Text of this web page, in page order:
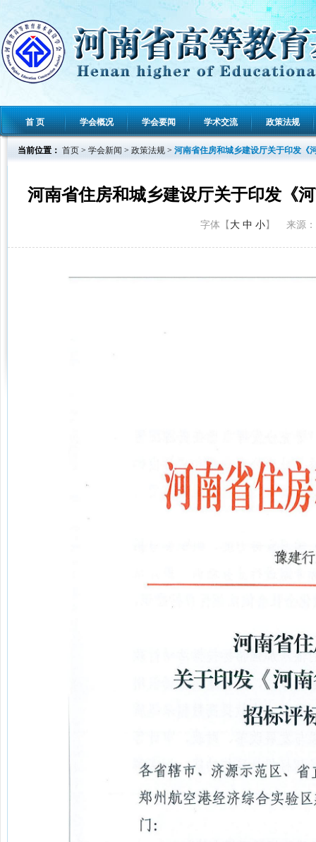
首 页 学会概况 学会要闻 学术交流 政策法规
当前位置： 首页 > 学会新闻 > 政策法规 > 河南省住房和城乡建设厅关于印发《
河南省住房和城乡建设厅关于印发《
字体【 大中 小】 来源：